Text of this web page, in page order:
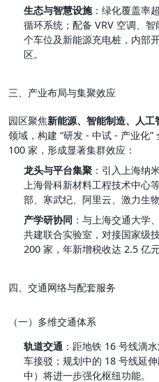
生态与智慧设施：绿化覆盖率
循环系统；配备 VRV 空调、
个车位及新能源充电桩，内部
区。
三、产业布局与集聚效应
园区聚焦新能源、智能制造、人
领域，构建 “研发 - 中试 - 产业化
100 家，形成显著集群效应：
龙头与平台集聚：引入上海纳
上海骨科新材料工程技术中心
部、寒武纪、阿里云、激力生
产学研协同 ：与上海交通大学
共建联合实验室，对接国家级
200 家，年新增税收达 2.5 亿元
四、交通网络与配套服务
（一）多维交通体系
轨道交通：距地铁 16 号线滴
车接驳；规划中的 18 号线延
中）将进一步强化枢纽功能。